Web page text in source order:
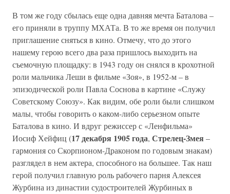
В том же году сбылась еще одна давняя мечта Баталова –
его приняли в труппу МХАТа. В то же время он получил
приглашение сняться в кино. Отмечу, что до этого
нашему герою всего два раза пришлось выходить на
съемочную площадку: в 1943 году он снялся в крохотной
роли мальчика Леши в фильме «Зоя», в 1952-м – в
эпизодической роли Павла Соснова в картине «Служу
Советскому Союзу». Как видим, обе роли были слишком
малы, чтобы говорить о каком-либо серьезном опыте
Баталова в кино. И вдруг режиссер с «Ленфильма»
Иосиф Хейфиц (17 декабря 1905 года, Стрелец-Змея –
гармония со Скорпионом-Драконом по годовым знакам)
разглядел в нем актера, способного на большее. Так наш
герой получил главную роль рабочего парня Алексея
Журбина из династии судостроителей Журбиных в